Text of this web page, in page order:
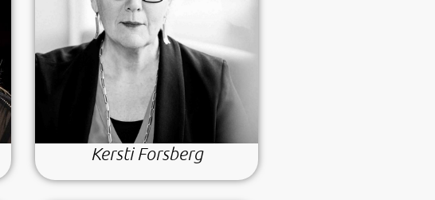
Kersti Forsberg